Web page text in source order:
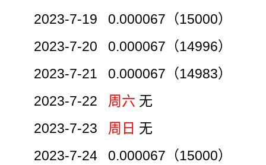
2023-7-19 0.000067（15000）
2023-7-20 0.000067（14996）
2023-7-21 0.000067（14983）
2023-7-22 周六 无
2023-7-23 周日 无
2023-7-24 0.000067（15000）